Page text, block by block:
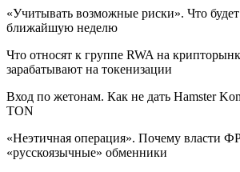
«Учитывать возможные риски». Что
ближайшую неделю
Что относят к группе RWA на
зарабатывают на токенизации
Вход по жетонам. Как не дать Hamster
TON
«Неэтичная операция». Почему власти
«русскоязычные» обменники